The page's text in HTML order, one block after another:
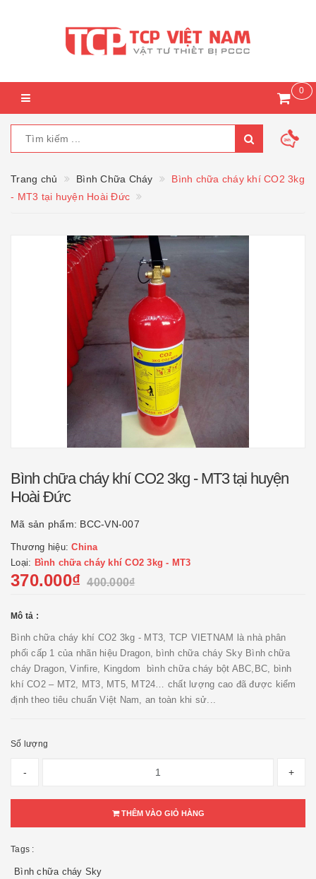
0
Trang chủ Bình Chữa Cháy
Bình chữa cháy khí CO2 3kg
- MT3 tại huyện Hoài Đức
Bình chữa cháy khí CO2 3kg - MT3 tại huyện
Hoài Đức
Mã sản phẩm: BCC-VN-007
Thương hiệu:China
Loại: Bình chữa cháy khí CO2 3kg - MT3
370.000₫ 400.000₫
Mô tả :
Bình chữa cháy khí CO2 3kg - MT3, TCP VIETNAM là nhà phân
phối cấp 1 của nhãn hiệu Dragon, bình chữa cháy Sky Bình chữa
cháy Dragon, Vinfire, Kingdom bình chữa cháy bột ABC,BC, bình
khí CO2 – MT2, MT3, MT5, MT24… chất lượng cao đã được kiểm
định theo tiêu chuẩn Việt Nam, an toàn khi sử...
Số lượng
- +
THÊM VÀO GIỎ HÀNG
Tags :
Bình chữa cháy Sky